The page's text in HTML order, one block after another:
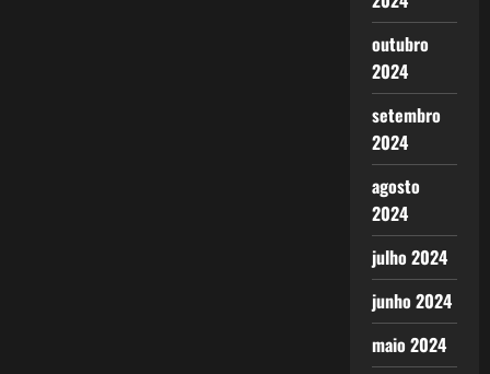
outubro
2024
setembro
2024
agosto
2024
julho 2024
junho 2024
maio 2024